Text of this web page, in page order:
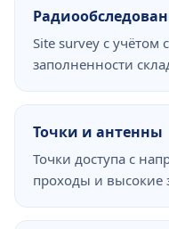
Site survey с учётом
заполненности
Точки и антенны
Точки доступа с
проходы и высокие